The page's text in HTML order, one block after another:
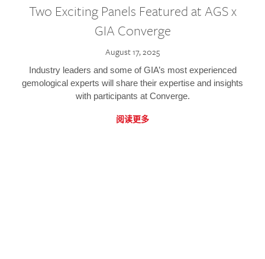
Two Exciting Panels Featured at AGS x
GIA Converge
August 17, 2025
Industry leaders and some of GIA’s most experienced
gemological experts will share their expertise and insights
with participants at Converge.
阅读更多